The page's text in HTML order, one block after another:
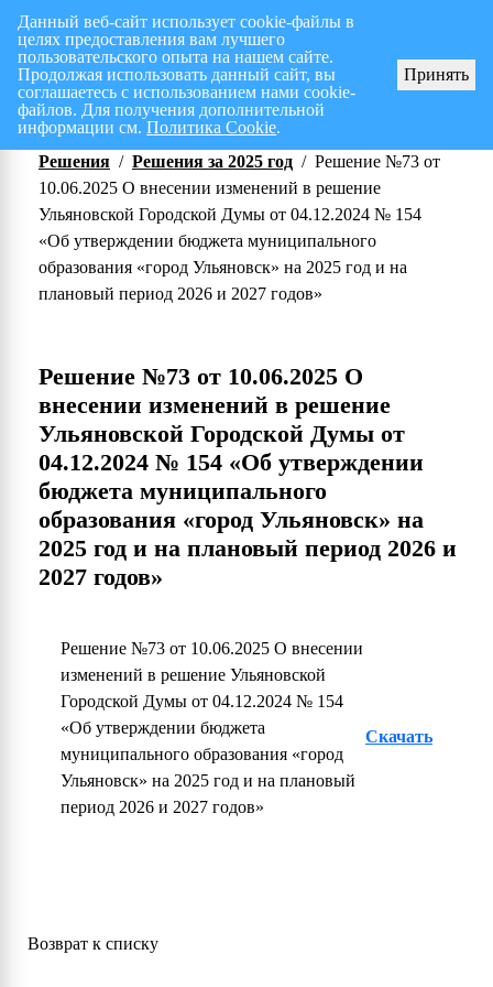
Перспективный план работ на I полугодие 2026 г.
Решения / Решения за 2025 год / Решение №73 от
10.06.2025 О внесении изменений в решение
Ульяновской Городской Думы от 04.12.2024 № 154
«Об утверждении бюджета муниципального
образования «город Ульяновск» на 2025 год и на
плановый период 2026 и 2027 годов»
Решение №73 от 10.06.2025 О
внесении изменений в решение
Ульяновской Городской Думы от
04.12.2024 № 154 «Об утверждении
бюджета муниципального
образования «город Ульяновск» на
2025 год и на плановый период 2026 и
2027 годов»
Решение №73 от 10.06.2025 О внесении
изменений в решение Ульяновской
Городской Думы от 04.12.2024 № 154
«Об утверждении бюджета
муниципального образования «город
Ульяновск» на 2025 год и на плановый
период 2026 и 2027 годов»
Скачать
Возврат к списку
Данный веб-сайт использует cookie-файлы в
целях предоставления вам лучшего
пользовательского опыта на нашем сайте.
Продолжая использовать данный сайт, вы
соглашаетесь с использованием нами cookie-
файлов. Для получения дополнительной
информации см.Политика Cookie.
Принять